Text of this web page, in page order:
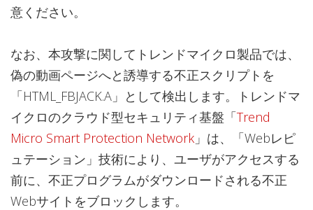
意ください。
なお、本攻撃に関してトレンドマイクロ製品では、
偽の動画ページへと誘導する不正スクリプトを
「HTML_FBJACK.A」として検出します。トレンドマ
イクロのクラウド型セキュリティ基盤「Trend
Micro Smart Protection Network 」は、「Webレピ
ュテーション」技術により、ユーザがアクセスする
前に、不正プログラムがダウンロードされる不正
Webサイトをブロックします。